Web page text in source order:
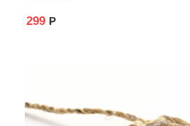
299 Р